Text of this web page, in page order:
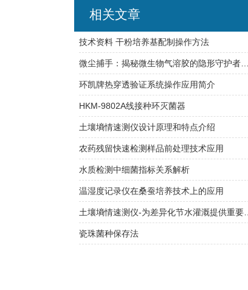
相关文章
技术资料 干粉培养基配制操作方法
微尘捕手：揭秘微生物气溶胶的隐形守护者——高精度采样器探秘
环凯牌热穿透验证系统操作应用简介
HKM-9802A线接种环灭菌器
土壤墒情速测仪设计原理和特点介绍
农药残留快速检测样品前处理技术应用
水质检测中细菌指标关系解析
温湿度记录仪在桑蚕培养技术上的应用
土壤墒情速测仪-为差异化节水灌溉提供重要依据
瓷珠菌种保存法